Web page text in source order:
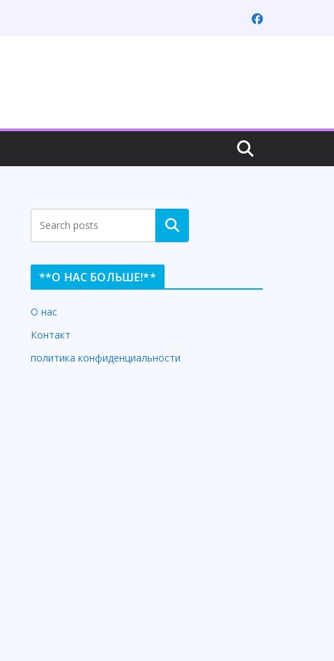
Search
**О НАС БОЛЬШЕ!**
О нас
Контакт
политика конфиденциальности